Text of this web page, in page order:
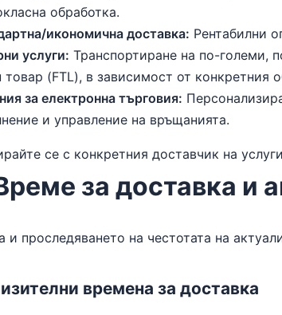
обработка.
икономична доставка: Рентабилни
услуги: Транспортиране на по-големи,
товар (FTL), в зависимост от конкретния
за електронна търговия:
и управление на връщанията.
се с конкретния доставчик на
за доставка и
и проследяването на честотата на
времена за доставка